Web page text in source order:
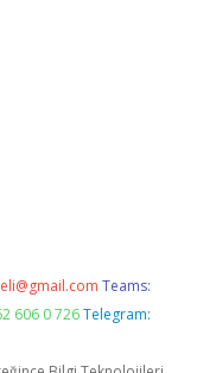
Teams:
606 0 726 Telegram: